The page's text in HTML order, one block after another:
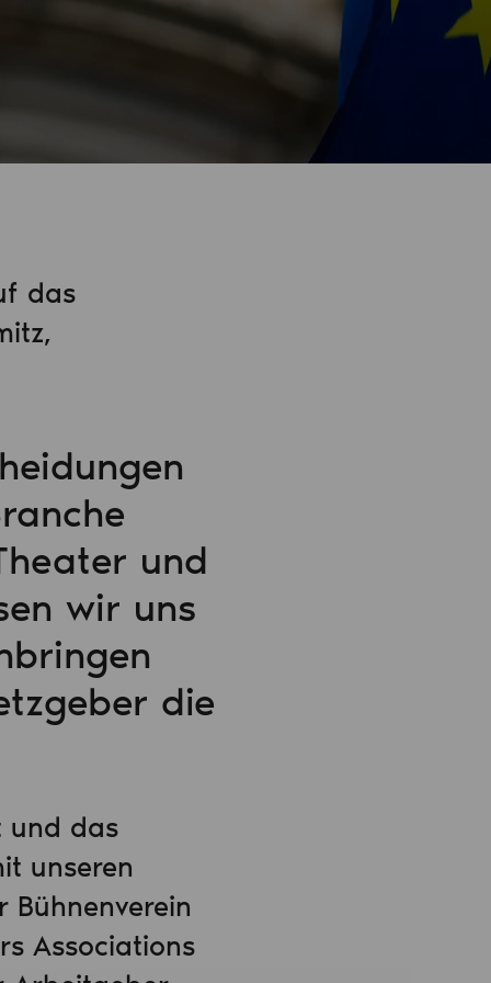
das
und
wir uns
die
und das
unseren
Bühnenverein
Associations